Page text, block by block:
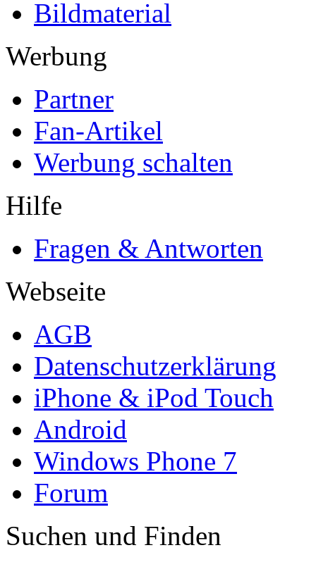
Bildmaterial
Werbung
Partner
Fan-Artikel
Werbung schalten
Hilfe
Fragen & Antworten
Webseite
AGB
Datenschutzerklärung
iPhone & iPod Touch
Android
Windows Phone 7
Forum
Suchen und Finden